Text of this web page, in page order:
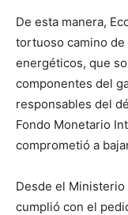
De esta manera,
tortuoso camino
energéticos, que
componentes del
responsables del
Fondo Monetario
comprometió a
Desde el Ministerio
cumplió con el